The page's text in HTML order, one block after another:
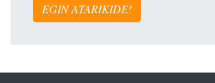
EGIN ATARIKIDE!